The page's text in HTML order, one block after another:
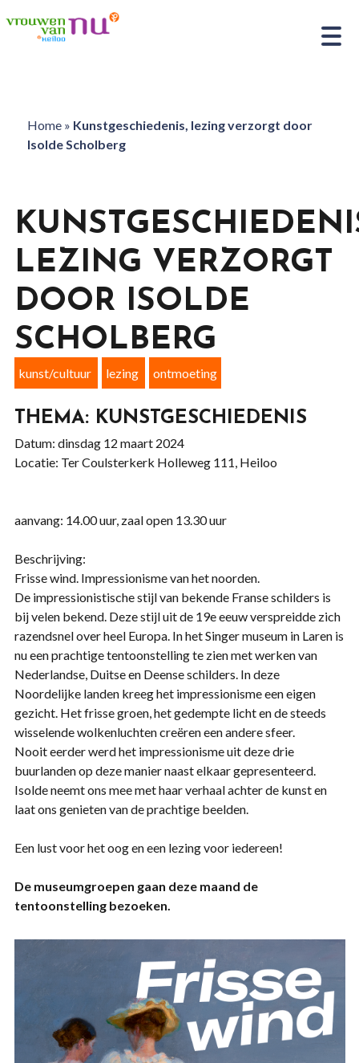
Home» Kunstgeschiedenis, lezing verzorgt door
Isolde Scholberg
LEZING VERZORGT
DOOR ISOLDE
SCHOLBERG
kunst/cultuur lezing ontmoeting
THEMA: KUNSTGESCHIEDENIS
Datum: dinsdag 12 maart 2024
Locatie: Ter Coulsterkerk Holleweg 111, Heiloo
aanvang: 14.00 uur, zaal open 13.30 uur
Beschrijving:
Frisse wind. Impressionisme van het noorden.
De impressionistische stijl van bekende Franse schilders is
bij velen bekend. Deze stijl uit de 19e eeuw verspreidde zich
razendsnel over heel Europa. In het Singer museum in Laren is
nu een prachtige tentoonstelling te zien met werken van
Nederlandse, Duitse en Deense schilders. In deze
Noordelijke landen kreeg het impressionisme een eigen
gezicht. Het frisse groen, het gedempte licht en de steeds
wisselende wolkenluchten creëren een andere sfeer.
Nooit eerder werd het impressionisme uit deze drie
buurlanden op deze manier naast elkaar gepresenteerd.
Isolde neemt ons mee met haar verhaal achter de kunst en
laat ons genieten van de prachtige beelden.
Een lust voor het oog en een lezing voor iedereen!
De museumgroepen gaan deze maand de
tentoonstelling bezoeken.